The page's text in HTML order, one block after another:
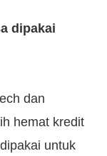
dipakai
dan
hemat kredit
untuk